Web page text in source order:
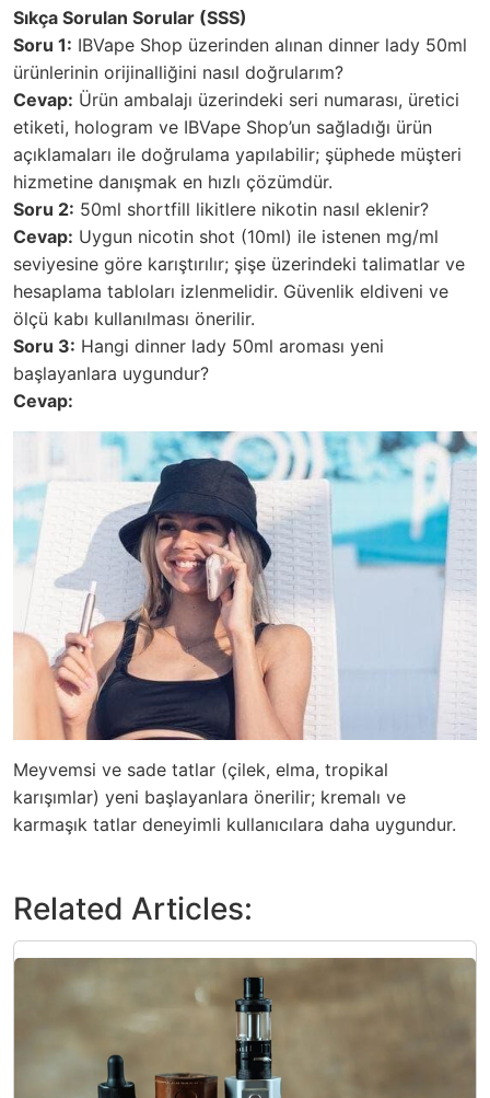
Sıkça Sorulan Sorular (SSS)
Soru 1: IBVape Shop üzerinden alınan dinner lady 50ml
ürünlerinin orijinalliğini nasıl doğrularım?
Cevap: Ürün ambalajı üzerindeki seri numarası, üretici
etiketi, hologram ve IBVape Shop’un sağladığı ürün
açıklamaları ile doğrulama yapılabilir; şüphede müşteri
hizmetine danışmak en hızlı çözümdür.
Soru 2: 50ml shortfill likitlere nikotin nasıl eklenir?
Cevap: Uygun nicotin shot (10ml) ile istenen mg/ml
seviyesine göre karıştırılır; şişe üzerindeki talimatlar ve
hesaplama tabloları izlenmelidir. Güvenlik eldiveni ve
ölçü kabı kullanılması önerilir.
Soru 3: Hangi dinner lady 50ml aroması yeni
başlayanlara uygundur?
Cevap:
Meyvemsi ve sade tatlar (çilek, elma, tropikal
karışımlar) yeni başlayanlara önerilir; kremalı ve
karmaşık tatlar deneyimli kullanıcılara daha uygundur.
Related Articles: